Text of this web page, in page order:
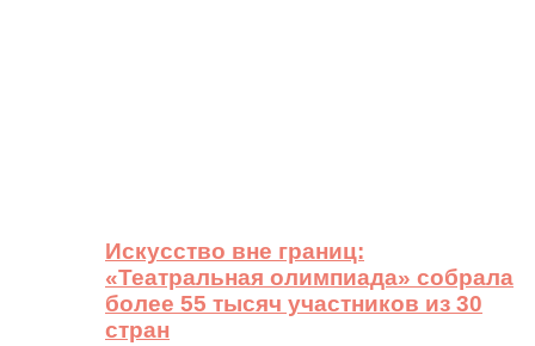
Искусство вне границ:
«Театральная олимпиада» собрала
более 55 тысяч участников из 30
стран